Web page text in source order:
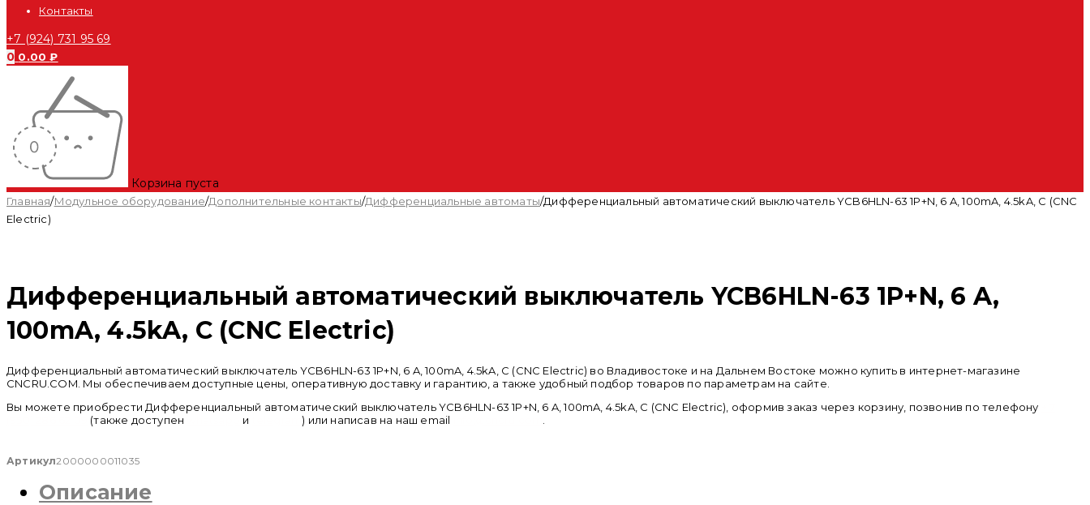
Контакты
+7 (924) 731 95 69
0 0.00₽
Корзина пуста
Главная/Модульное оборудование/Дополнительные контакты/Дифференциальные автоматы/Дифференциальный автоматический выключатель YCB6HLN-63 1P+N, 6 A, 100mA, 4.5kA, C (CNC
Electric)
Дифференциальный автоматический выключатель YCB6HLN-63 1P+N, 6 A,
100mA, 4.5kA, C (CNC Electric)
Дифференциальный автоматический выключатель YCB6HLN-63 1P+N, 6 A, 100mA, 4.5kA, C (CNC Electric) во Владивостоке и на Дальнем Востоке можно купить в интернет-магазине
CNCRU.COM. Мы обеспечиваем доступные цены, оперативную доставку и гарантию, а также удобный подбор товаров по параметрам на сайте.
Вы можете приобрести Дифференциальный автоматический выключатель YCB6HLN-63 1P+N, 6 A, 100mA, 4.5kA, C (CNC Electric), оформив заказ через корзину, позвонив по телефону
(также доступен и telegram) или написав на наш email
Артикул2000000011035
Описание